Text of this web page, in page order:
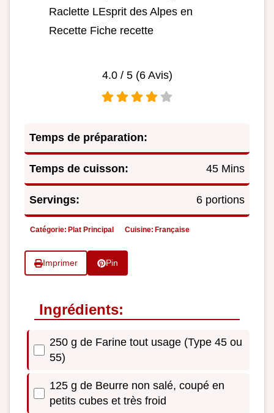
Raclette LEsprit des Alpes en
Recette Fiche recette
4.0/ 5 (6Avis)
Temps de préparation:
Temps de cuisson: 45 Mins
Servings: 6 portions
Catégorie: Plat Principal Cuisine: Française
Imprimer Pin
Ingrédients:
250 g de Farine tout usage (Type 45 ou
55)
125 g de Beurre non salé, coupé en
petits cubes et très froid